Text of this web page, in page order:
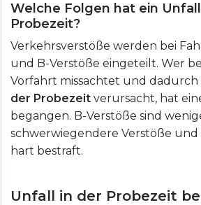
Welche Folgen hat ein
Probezeit?
Verkehrsverstöße werden bei
und B-Verstöße eingeteilt. Wer
Vorfahrt missachtet und dadurch
der Probezeit verursacht, hat
begangen. B-Verstöße sind
schwerwiegendere Verstöße
hart bestraft.
Unfall in der Probezeit